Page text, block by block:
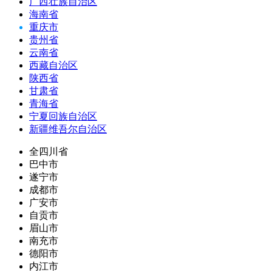
海南省
重庆市
贵州省
云南省
西藏自治区
陕西省
甘肃省
青海省
宁夏回族自治区
新疆维吾尔自治区
全四川省
巴中市
遂宁市
成都市
广安市
自贡市
眉山市
南充市
德阳市
内江市